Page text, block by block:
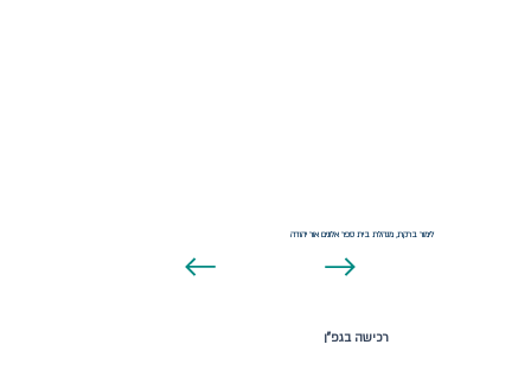
רכישה בגפ"ן
לימור ברקת, מנהלת בית ספר אלונים אור יהודה